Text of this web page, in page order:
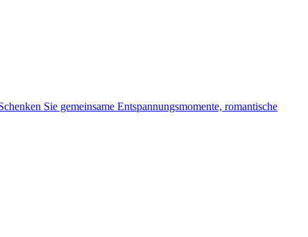
Sie gemeinsame Entspannungsmomente, romantische